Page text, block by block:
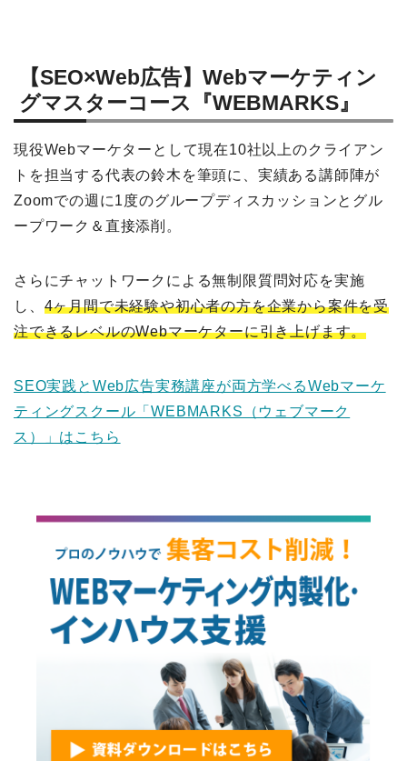
【SEO×Web広告】Webマーケティン
グマスターコース『WEBMARKS』
現役Webマーケターとして現在10社以上のクライアン
トを担当する代表の鈴木を筆頭に、実績ある講師陣が
Zoomでの週に1度のグループディスカッションとグル
ープワーク＆直接添削。
さらにチャットワークによる無制限質問対応を実施
し、 4ヶ月間で未経験や初心者の方を企業から案件を受
注できるレベルのWebマーケターに引き上げます。
SEO実践とWeb広告実務講座が両方学べるWebマーケ
ティングスクール「WEBMARKS（ウェブマーク
ス）」はこちら